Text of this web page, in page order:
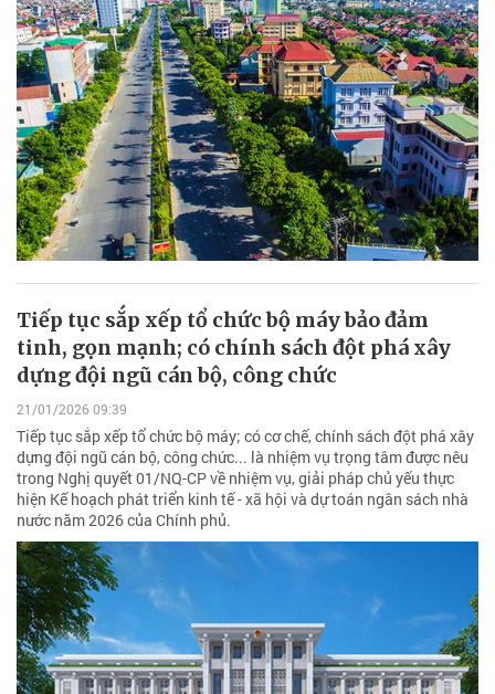
Tiếp tục sắp xếp tổ chức bộ máy bảo đảm
tinh, gọn mạnh; có chính sách đột phá xây
dựng đội ngũ cán bộ, công chức
21/01/2026 09:39
Tiếp tục sắp xếp tổ chức bộ máy; có cơ chế, chính sách đột phá xây
dựng đội ngũ cán bộ, công chức... là nhiệm vụ trọng tâm được nêu
trong Nghị quyết 01/NQ-CP về nhiệm vụ, giải pháp chủ yếu thực
hiện Kế hoạch phát triển kinh tế - xã hội và dự toán ngân sách nhà
nước năm 2026 của Chính phủ.